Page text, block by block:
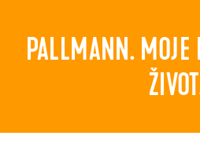
PALLMANN. MOJE